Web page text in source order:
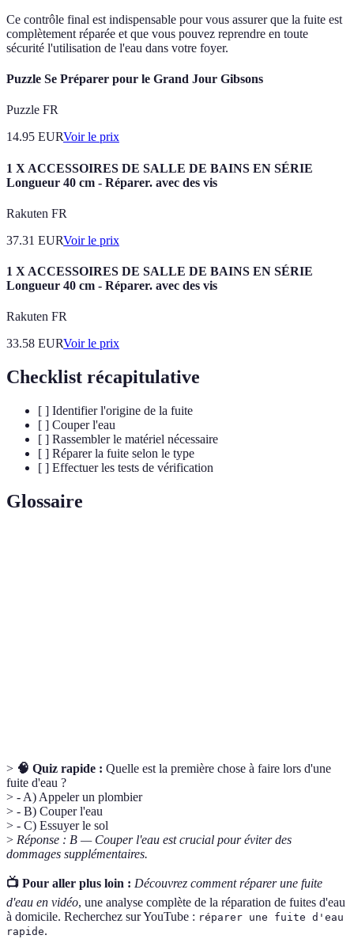
Ce contrôle final est indispensable pour vous assurer que la fuite est
complètement réparée et que vous pouvez reprendre en toute
sécurité l'utilisation de l'eau dans votre foyer.
Puzzle Se Préparer pour le Grand Jour Gibsons
Puzzle FR
14.95 EURVoir le prix
1 X ACCESSOIRES DE SALLE DE BAINS EN SÉRIE
Longueur 40 cm - Réparer. avec des vis
Rakuten FR
37.31 EURVoir le prix
1 X ACCESSOIRES DE SALLE DE BAINS EN SÉRIE
Longueur 40 cm - Réparer. avec des vis
Rakuten FR
33.58 EURVoir le prix
Checklist récapitulative
[ ] Identifier l'origine de la fuite
[ ] Couper l'eau
[ ] Rassembler le matériel nécessaire
[ ] Réparer la fuite selon le type
[ ] Effectuer les tests de vérification
Glossaire
> 🧠 Quiz rapide : Quelle est la première chose à faire lors d'une
fuite d'eau ?
> - A) Appeler un plombier
> - B) Couper l'eau
> - C) Essuyer le sol
> Réponse : B — Couper l'eau est crucial pour éviter des
dommages supplémentaires.
📺 Pour aller plus loin : Découvrez comment réparer une fuite
d'eau en vidéo, une analyse complète de la réparation de fuites d'eau
à domicile. Recherchez sur YouTube : réparer une fuite d'eau
rapide.